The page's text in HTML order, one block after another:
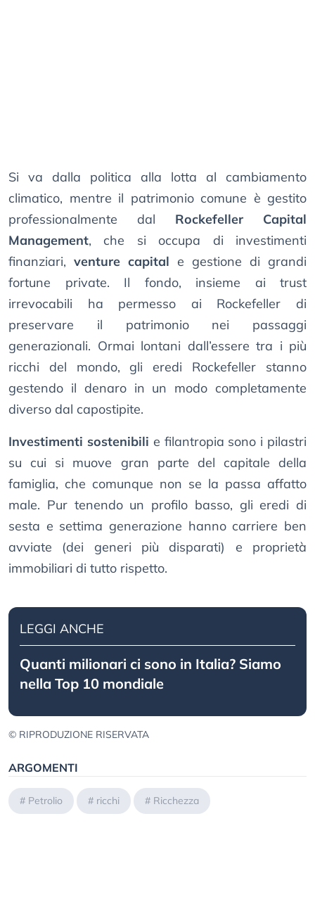
Si va dalla politica alla lotta al cambiamento
climatico, mentre il patrimonio comune è gestito
professionalmente dal Rockefeller Capital
Management, che si occupa di investimenti
finanziari, venture capital e gestione di grandi
fortune private. Il fondo, insieme ai trust
irrevocabili ha permesso ai Rockefeller di
preservare il patrimonio nei passaggi
generazionali. Ormai lontani dall’essere tra i più
ricchi del mondo, gli eredi Rockefeller stanno
gestendo il denaro in un modo completamente
diverso dal capostipite.
Investimenti sostenibili e filantropia sono i pilastri
su cui si muove gran parte del capitale della
famiglia, che comunque non se la passa affatto
male. Pur tenendo un profilo basso, gli eredi di
sesta e settima generazione hanno carriere ben
avviate (dei generi più disparati) e proprietà
immobiliari di tutto rispetto.
LEGGI ANCHE
Quanti milionari ci sono in Italia? Siamo
nella Top 10 mondiale
© RIPRODUZIONE RISERVATA
ARGOMENTI
# Petrolio # ricchi # Ricchezza